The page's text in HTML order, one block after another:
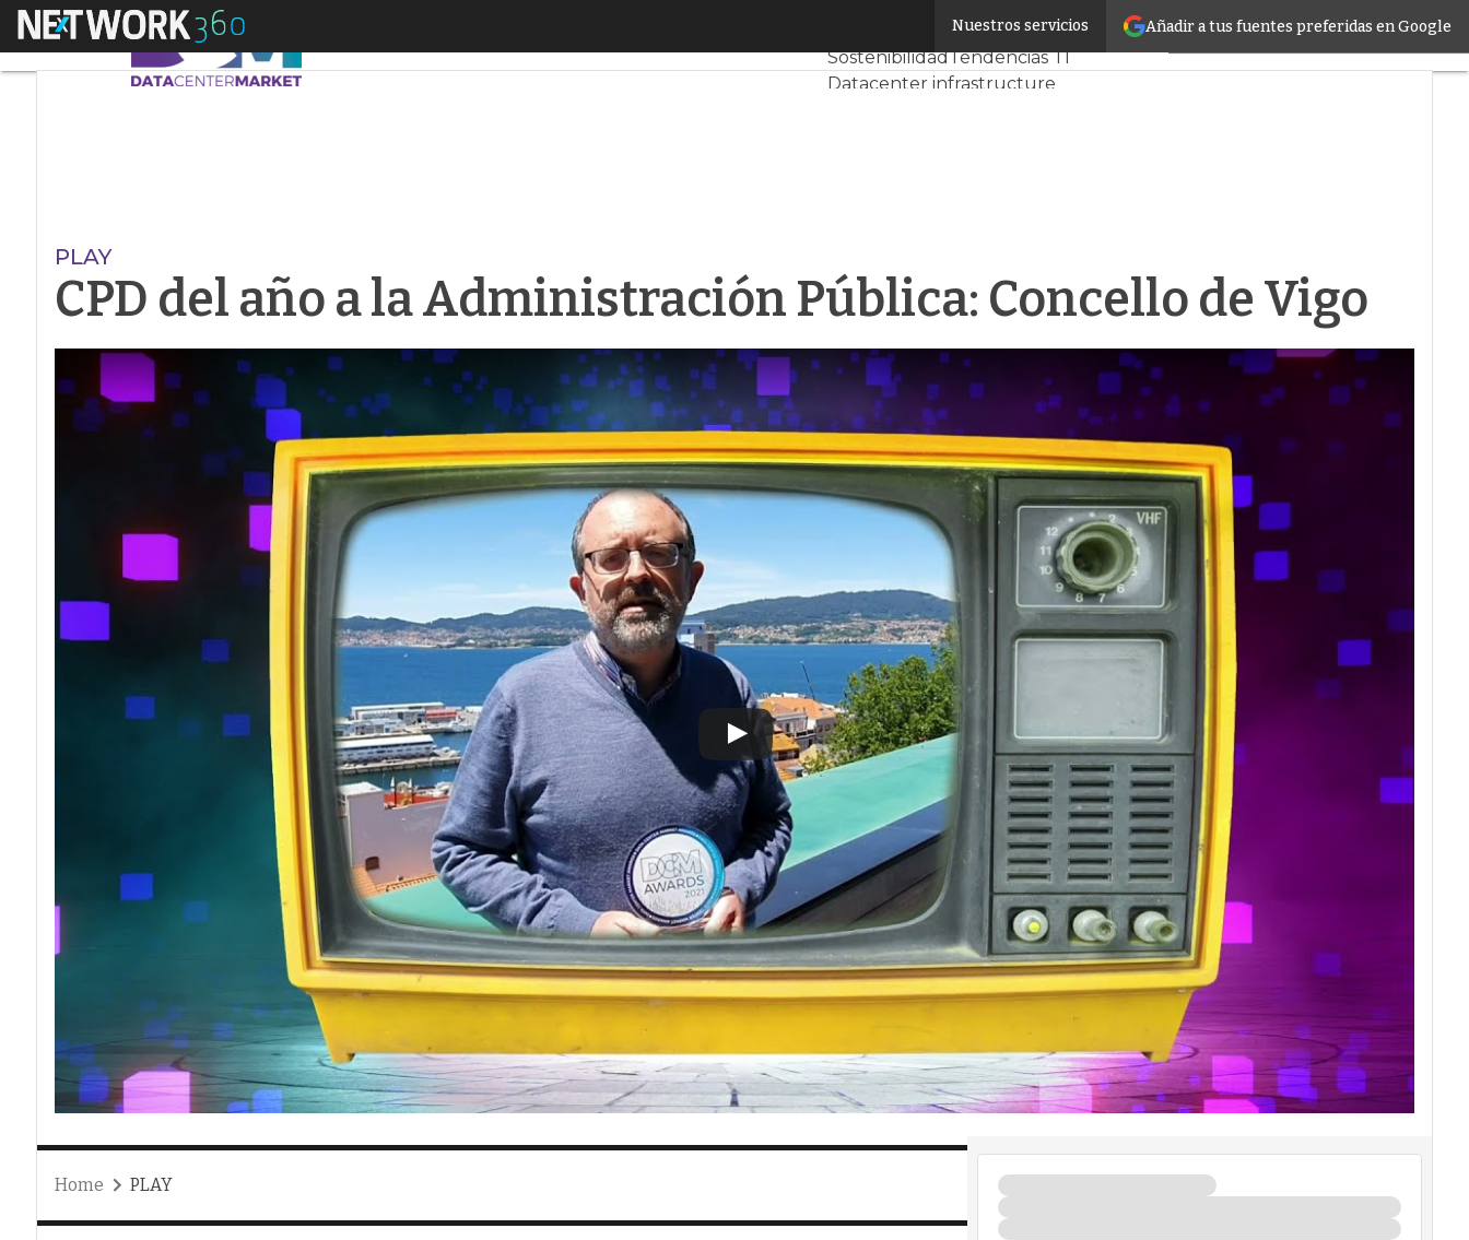
Añadir a tus fuentes preferidas en Google
Nuestros servicios
Menú Servidores CPD y MercadoProyectos
SostenibilidadTendencias TI
Datacenter infrastructure
PLAY
CPD del año a la Administración Pública: Concello de Vigo
Home PLAY